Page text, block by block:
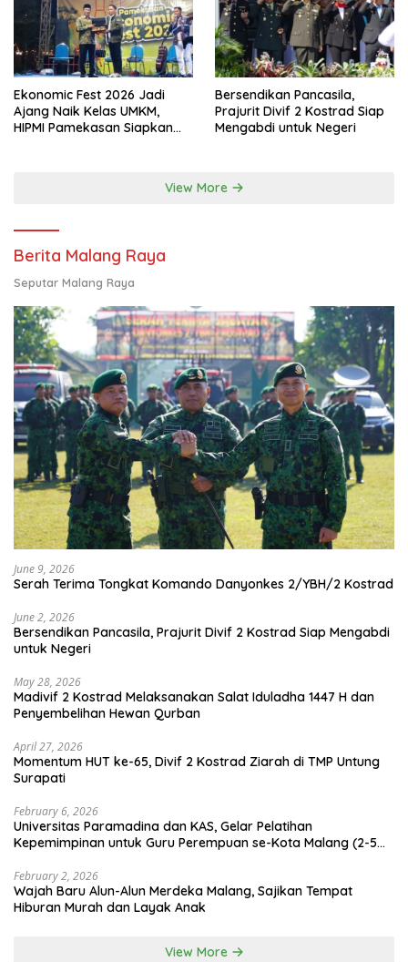
Ekonomic Fest 2026 Jadi
Ajang Naik Kelas UMKM,
HIPMI Pamekasan Siapkan
Bersendikan Pancasila,
Prajurit Divif 2 Kostrad Siap
Mengabdi untuk Negeri
View More
Berita Malang Raya
Seputar Malang Raya
June 9, 2026
Serah Terima Tongkat Komando Danyonkes 2/YBH/2 Kostrad
June 2, 2026
Bersendikan Pancasila, Prajurit Divif 2 Kostrad Siap Mengabdi
untuk Negeri
May 28, 2026
Madivif 2 Kostrad Melaksanakan Salat Iduladha 1447 H dan
Penyembelihan Hewan Qurban
April 27, 2026
Momentum HUT ke-65, Divif 2 Kostrad Ziarah di TMP Untung
Surapati
February 6, 2026
Universitas Paramadina dan KAS, Gelar Pelatihan
Kepemimpinan untuk Guru Perempuan se-Kota Malang (2-5
February 2, 2026
Wajah Baru Alun-Alun Merdeka Malang, Sajikan Tempat
Hiburan Murah dan Layak Anak
View More